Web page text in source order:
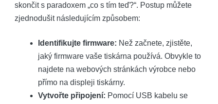
skončit s paradoxem „co s tím teď?“. Postup můžete
zjednodušit následujícím způsobem:
Identifikujte firmware: Než začnete, zjistěte,
jaký firmware vaše tiskárna používá. Obvykle to
najdete na webových stránkách výrobce nebo
přímo na displeji tiskárny.
Vytvořte připojení: Pomocí USB kabelu se